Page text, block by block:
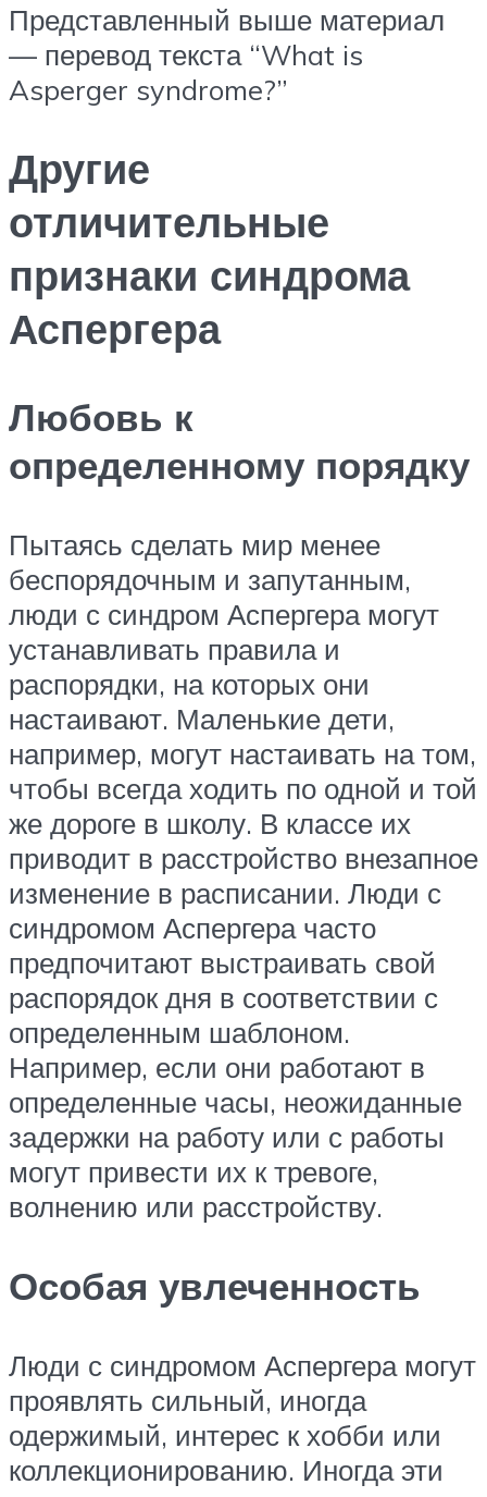
Представленный выше материал
— перевод текста “What is
Asperger syndrome?”
Другие
отличительные
признаки синдрома
Аспергера
Любовь к
определенному порядку
Пытаясь сделать мир менее
беспорядочным и запутанным,
люди с синдром Аспергера могут
устанавливать правила и
распорядки, на которых они
настаивают. Маленькие дети,
например, могут настаивать на том,
чтобы всегда ходить по одной и той
же дороге в школу. В классе их
приводит в расстройство внезапное
изменение в расписании. Люди с
синдромом Аспергера часто
предпочитают выстраивать свой
распорядок дня в соответствии с
определенным шаблоном.
Например, если они работают в
определенные часы, неожиданные
задержки на работу или с работы
могут привести их к тревоге,
волнению или расстройству.
Особая увлеченность
Люди с синдромом Аспергера могут
проявлять сильный, иногда
одержимый, интерес к хобби или
коллекционированию. Иногда эти